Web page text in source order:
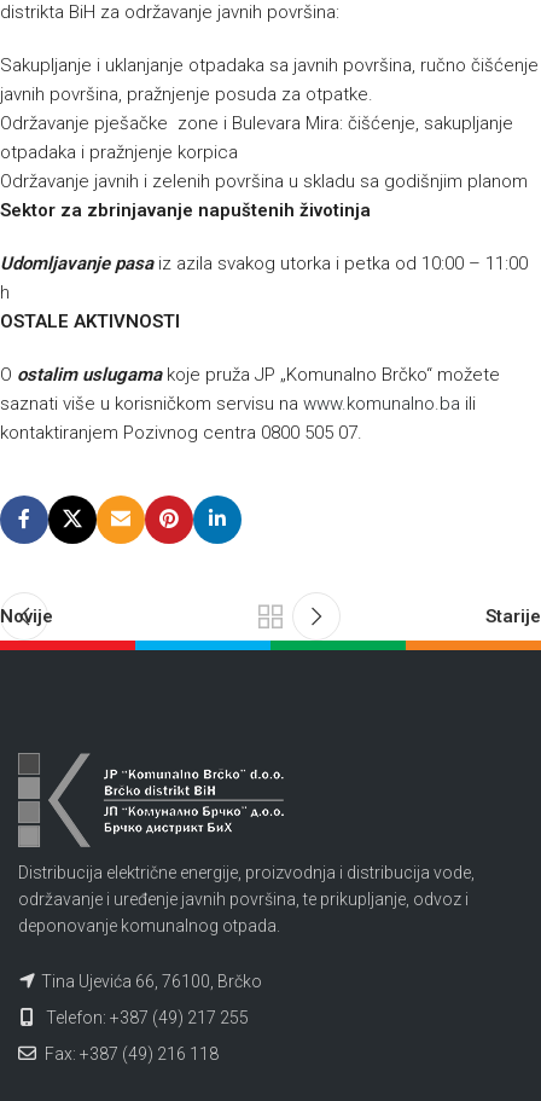
distrikta BiH za održavanje javnih površina:
Sakupljanje i uklanjanje otpadaka sa javnih površina, ručno čišćenje
javnih površina, pražnjenje posuda za otpatke.
Održavanje pješačke zone i Bulevara Mira: čišćenje, sakupljanje
otpadaka i pražnjenje korpica
Održavanje javnih i zelenih površina u skladu sa godišnjim planom
Sektor za zbrinjavanje napuštenih životinja
Udomljavanje pasaiz azila svakog utorka i petka od 10:00 – 11:00
h
OSTALE AKTIVNOSTI
O ostalim uslugamakoje pruža JP „Komunalno Brčko“ možete
saznati više u korisničkom servisu na www.komunalno.ba ili
kontaktiranjem Pozivnog centra 0800 505 07.
Novije Starije
Distribucija električne energije, proizvodnja i distribucija vode,
održavanje i uređenje javnih površina, te prikupljanje, odvoz i
deponovanje komunalnog otpada.
Tina Ujevića 66, 76100, Brčko
Telefon: +387 (49) 217 255
Fax: +387 (49) 216 118